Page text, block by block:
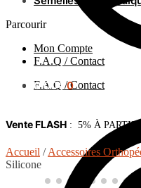
F.A.Q / Contact
Parcourir
Mon Compte
F.A.Q / Contact
0.00€ 0
Vente FLASH : 5% À PARTIR
Accueil /Accessoires
Silicone